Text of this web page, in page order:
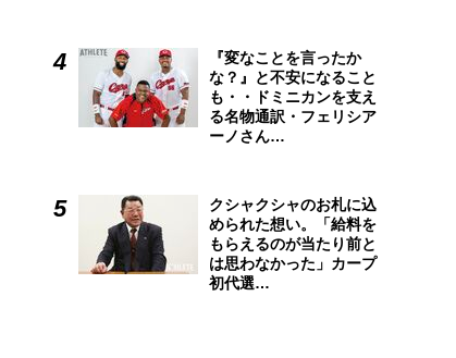
『変なことを言ったか
な？』と不安になること
も・・ドミニカンを支え
る名物通訳・フェリシア
ーノさん…
クシャクシャのお札に込
められた想い。「給料を
もらえるのが当たり前と
は思わなかった」カープ
初代選…